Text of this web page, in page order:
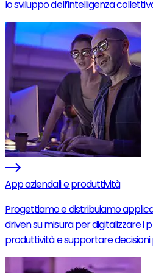
lo sviluppo dell’intelligenza
App aziendali e produttività
Progettiamo e distribuiamo
driven su misura per digitalizzare i
produttività e supportare